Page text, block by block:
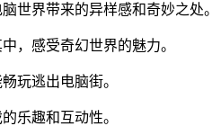
世界带来的异样感和奇妙之处。
，感受奇幻世界的魅力。
玩逃出电脑街。
乐趣和互动性。